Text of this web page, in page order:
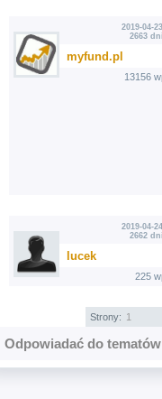
2019-04-
2663
myfund.pl
13156
2019-04-
2662
lucek
225
Strony: 1
Odpowiadać do